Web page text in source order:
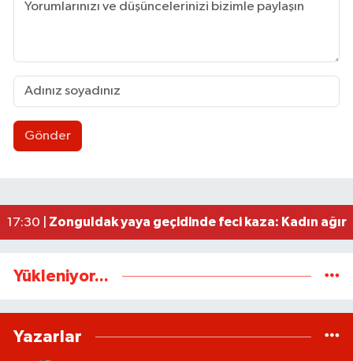
Gönder
21:53 |Zonguldakspor eski Başkanı Rıza Kerim
17:30 | Zonguldak yaya geçidinde feci kaza: Kadın ağır
Yükleniyor...
Yazarlar